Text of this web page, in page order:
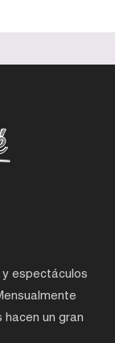
y espectáculos
un gran